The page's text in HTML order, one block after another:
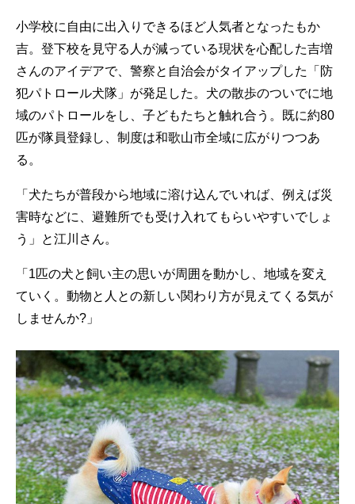
小学校に自由に出入りできるほど人気者となったもか
吉。登下校を見守る人が減っている現状を心配した吉増
さんのアイデアで、警察と自治会がタイアップした「防
犯パトロール犬隊」が発足した。犬の散歩のついでに地
域のパトロールをし、子どもたちと触れ合う。既に約80
匹が隊員登録し、制度は和歌山市全域に広がりつつあ
る。
「犬たちが普段から地域に溶け込んでいれば、例えば災
害時などに、避難所でも受け入れてもらいやすいでしょ
う」と江川さん。
「1匹の犬と飼い主の思いが周囲を動かし、地域を変え
ていく。動物と人との新しい関わり方が見えてくる気が
しませんか?」